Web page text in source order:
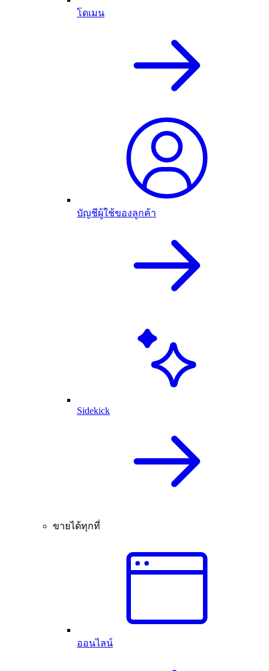
โดเมน
บัญชีผู้ใช้ของลูกค้า
Sidekick
ขายได้ทุกที่
ออนไลน์